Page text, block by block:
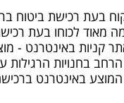
בעת רכישת ביטוח
מאוד לכוחו בעת
קניות באינטרנט -
בחנויות הרגילות
באינטרנט